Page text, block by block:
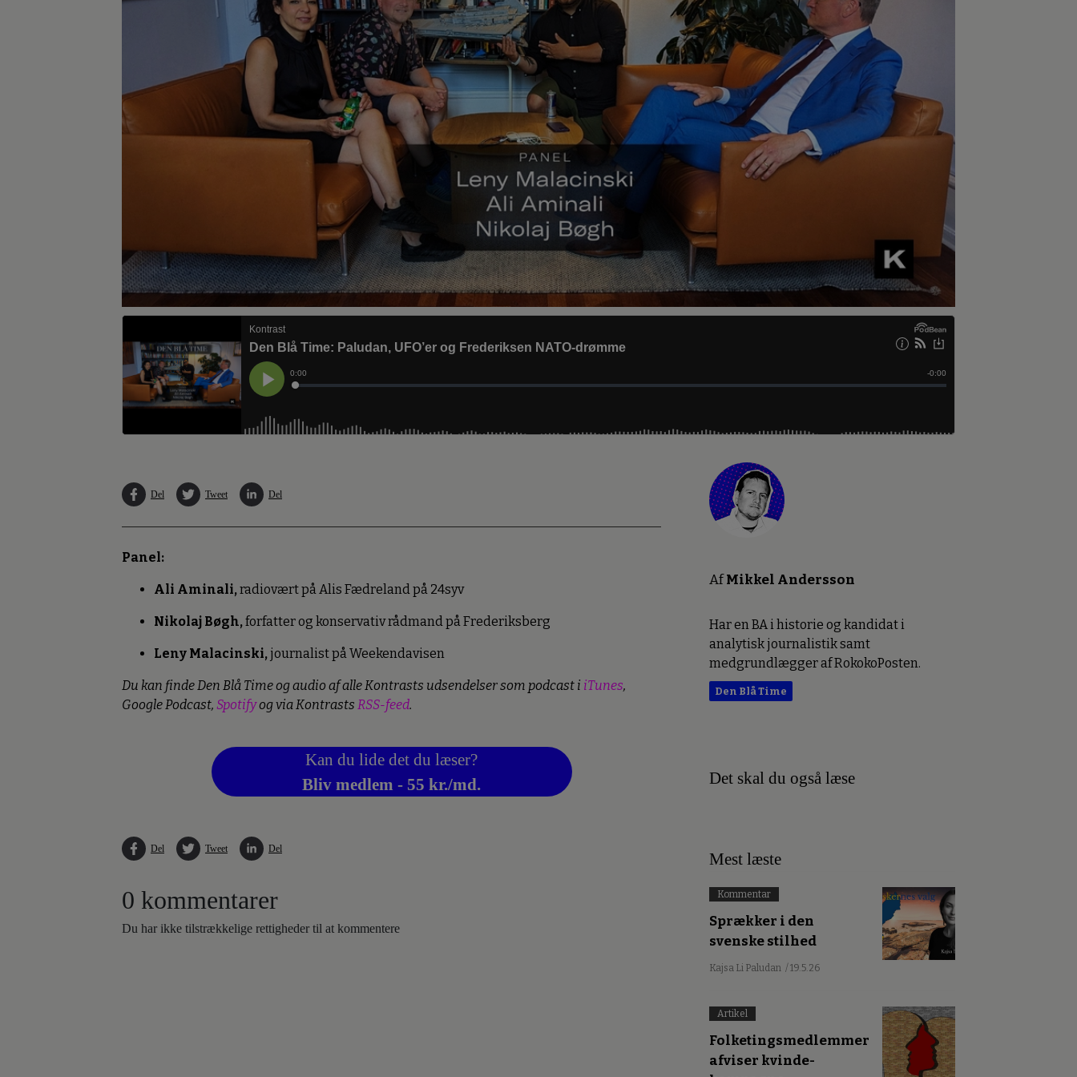
Del Tweet Del
Panel:
Ali Aminali,radiovært på Alis Fædreland på 24syv
Nikolaj Bøgh,forfatter og konservativ rådmand på Frederiksberg
Leny Malacinski, journalist på Weekendavisen
Du kan finde Den Blå Time og audio af alle Kontrasts udsendelser som podcast i iTunes,
Google Podcast, Spotifyog via Kontrasts RSS-feed.
Kan du lide det du læser?
Bliv medlem - 55 kr./md.
Del Tweet Del
0 kommentarer
Du har ikke tilstrækkelige rettigheder til at kommentere
AfMikkel Andersson
Har en BA i historie og kandidat i
analytisk journalistik samt
medgrundlægger af RokokoPosten.
Den Blå Time
Det skal du også læse
Mest læste
Kommentar
Sprækker i den
svenske stilhed
Kajsa Li Paludan / 19.5.26
Artikel
Folketingsmedlemmer
afviser kvinde-